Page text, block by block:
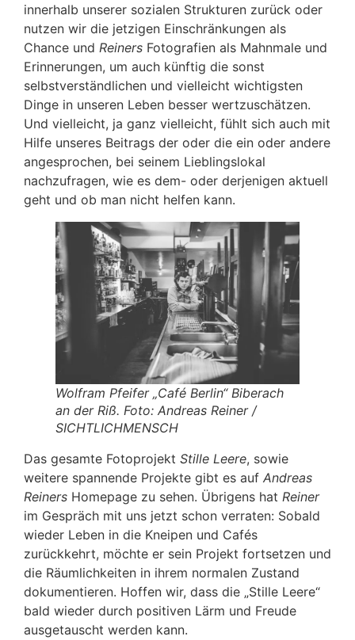
innerhalb unserer sozialen Strukturen zurück oder
nutzen wir die jetzigen Einschränkungen als
Chance und Reiners Fotografien als Mahnmale und
Erinnerungen, um auch künftig die sonst
selbstverständlichen und vielleicht wichtigsten
Dinge in unseren Leben besser wertzuschätzen.
Und vielleicht, ja ganz vielleicht, fühlt sich auch mit
Hilfe unseres Beitrags der oder die ein oder andere
angesprochen, bei seinem Lieblingslokal
nachzufragen, wie es dem- oder derjenigen aktuell
geht und ob man nicht helfen kann.
Wolfram Pfeifer „Café Berlin“ Biberach
an der Riß. Foto: Andreas Reiner /
SICHTLICHMENSCH
Das gesamte Fotoprojekt Stille Leere, sowie
weitere spannende Projekte gibt es auf Andreas
Reiners Homepage zu sehen. Übrigens hat Reiner
im Gespräch mit uns jetzt schon verraten: Sobald
wieder Leben in die Kneipen und Cafés
zurückkehrt, möchte er sein Projekt fortsetzen und
die Räumlichkeiten in ihrem normalen Zustand
dokumentieren. Hoffen wir, dass die „Stille Leere“
bald wieder durch positiven Lärm und Freude
ausgetauscht werden kann.